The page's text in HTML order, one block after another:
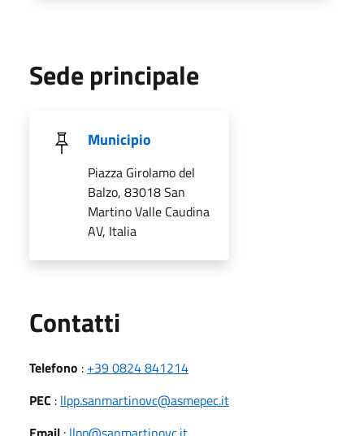
Sede principale
Municipio
Piazza Girolamo del
Balzo, 83018 San
Martino Valle Caudina
AV, Italia
Contatti
Telefono : +39 0824 841214
PEC : llpp.sanmartinovc@asmepec.it